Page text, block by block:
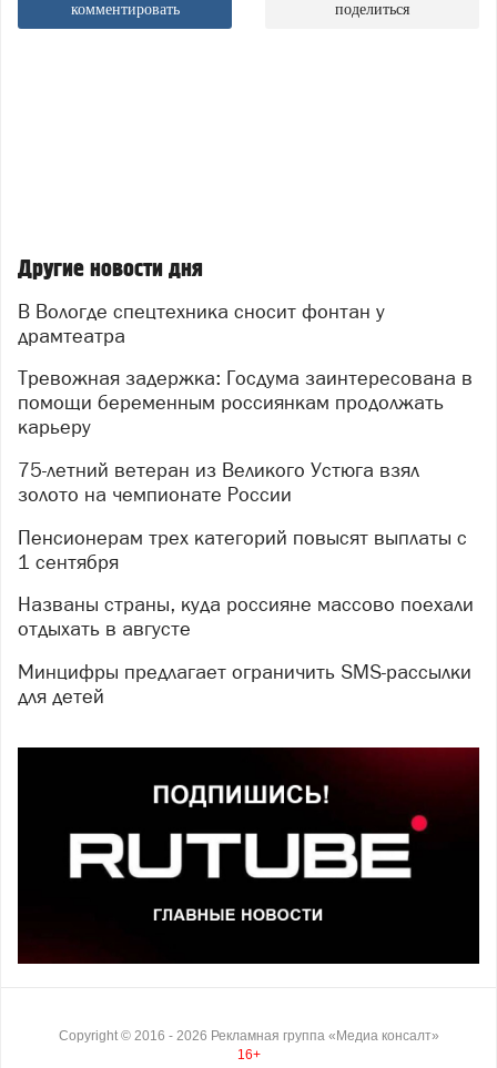
комментировать поделиться
Другие новости дня
В Вологде спецтехника сносит фонтан у
драмтеатра
Тревожная задержка: Госдума заинтересована в
помощи беременным россиянкам продолжать
карьеру
75-летний ветеран из Великого Устюга взял
золото на чемпионате России
Пенсионерам трех категорий повысят выплаты с
1 сентября
Названы страны, куда россияне массово поехали
отдыхать в августе
Минцифры предлагает ограничить SMS-рассылки
для детей
Copyright © 2016 - 2026 Рекламная группа «Медиа консалт»
16+